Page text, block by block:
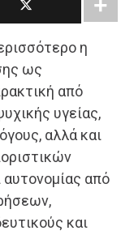
η
ως
από
υγείας,
αλλά και
από
και